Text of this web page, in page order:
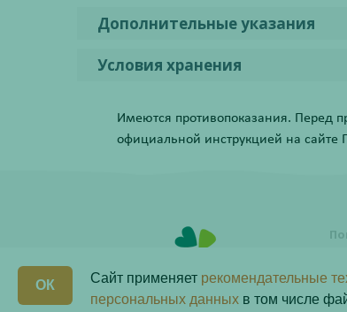
Дополнительные указания
Условия хранения
Имеются противопоказания. Перед
официальной инструкцией на сайте
Сайт применяет рекомендательные
персональных данных в том числе
ОК